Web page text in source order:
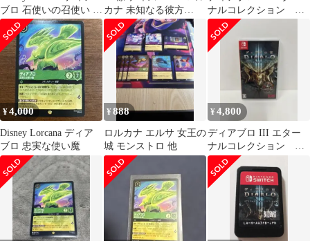
ブロ 石使いの召使い 2
枚セット
カナ 未知なる彼方
へ！ レジェンダリ
ー、スーパー、レア
ナルコレクション 英
語版 Switch 日本語プ
レイ可
¥4,000
Disney Lorcana ディア
ブロ 忠実な使い魔
¥888
ロルカナ エルサ 女王の
城 モンストロ 他
¥4,800
ディアブロ III エター
ナルコレクション デ
ィアブロ3